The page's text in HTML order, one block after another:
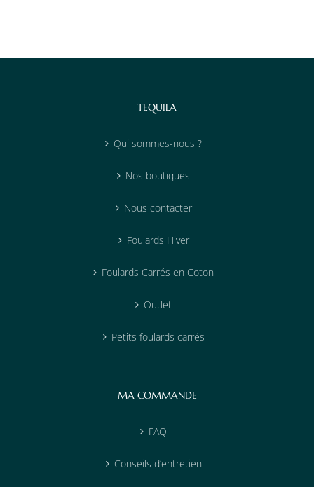
TEQUILA
Qui sommes-nous ?
Nos boutiques
Nous contacter
Foulards Hiver
Foulards Carrés en Coton
Outlet
Petits foulards carrés
MA COMMANDE
FAQ
Conseils d’entretien